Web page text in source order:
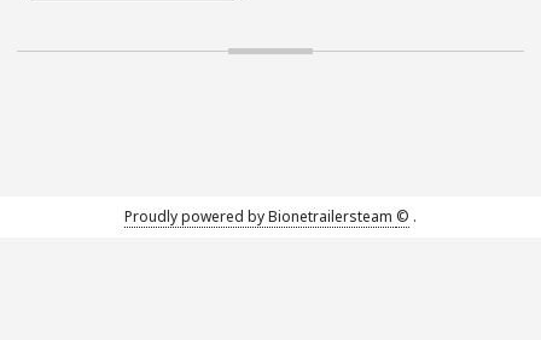
Proudly powered by Bionetrailersteam © .